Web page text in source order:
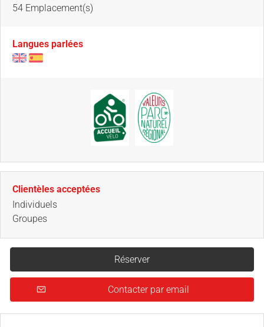
54 Emplacement(s)
Langues parlées
Clientèles acceptées
Individuels
Groupes
Réserver
Contacter par email